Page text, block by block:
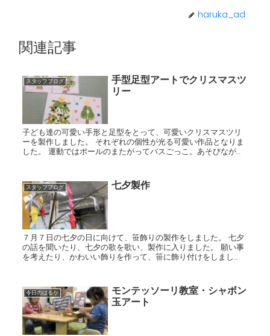
haruka_ad
関連記事
スタッフブログ
手型足型アートでクリスマスツ
リー
子ども達の可愛い手形と足型をとって、可愛いクリスマスツリ
ーを製作しました。 それぞれの個性が光る可愛い作品となりま
した。 運動ではポールのまたがってバスごっこ。あそびながら
スタッフブログ 七夕製作
７月７日の七夕の日に向けて、笹飾りの製作をしました。 七夕
の話を聞いたり、七夕の歌を歌い、製作に入りました。 願い事
を考えたり、かわいい飾りを作って、笹に飾り付けをしまし
今日のはるか
モンテッソーリ教室・シャボン
玉アート